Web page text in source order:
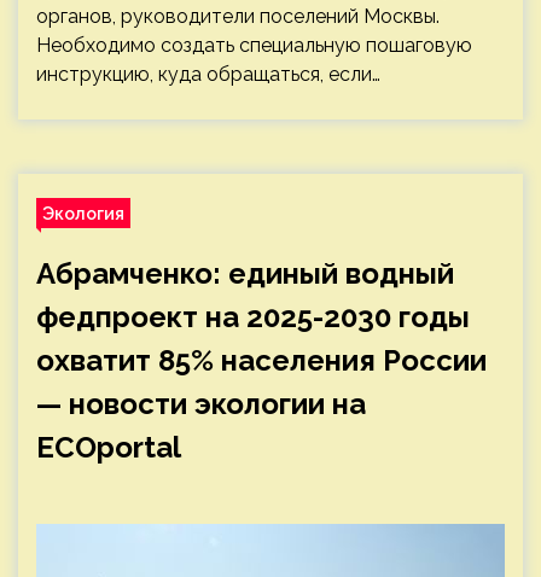
органов, руководители поселений Москвы.
Необходимо создать специальную пошаговую
инструкцию, куда обращаться, если…
Экология
Абрамченко: единый водный
федпроект на 2025-2030 годы
охватит 85% населения России
— новости экологии на
ECOportal